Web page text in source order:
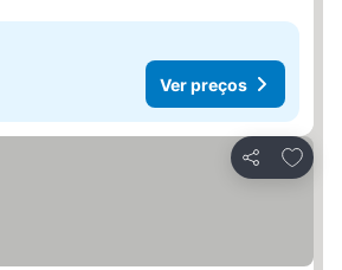
Ver preços
Partilhar